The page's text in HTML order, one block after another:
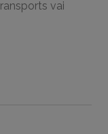
vai